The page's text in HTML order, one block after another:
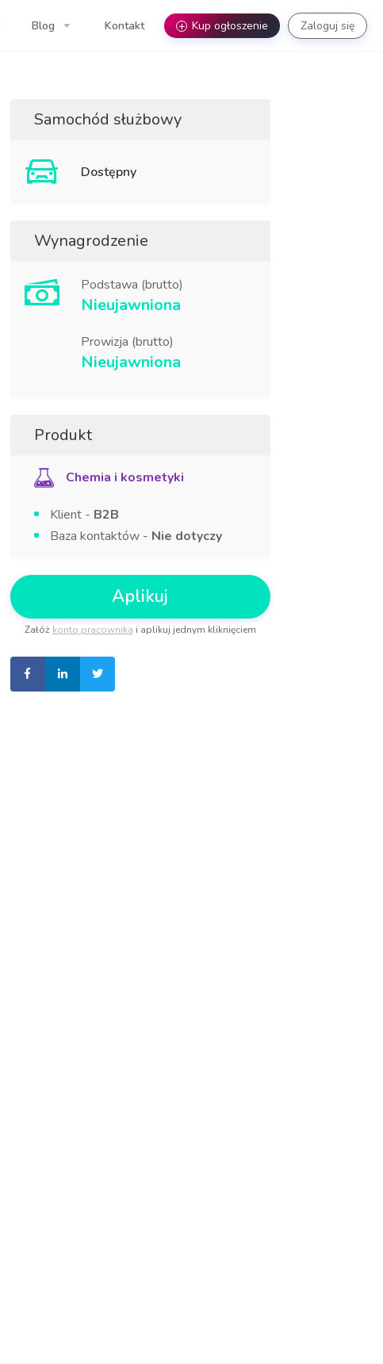
Blog Kontakt + Kup ogłoszenie Zaloguj się
Samochód służbowy
Dostępny
Wynagrodzenie
Podstawa (brutto)
Nieujawniona
Prowizja (brutto)
Nieujawniona
Produkt
Chemia i kosmetyki
Klient - B2B
Baza kontaktów - Nie dotyczy
Aplikuj
Załóż konto pracownika i aplikuj jednym kliknięciem